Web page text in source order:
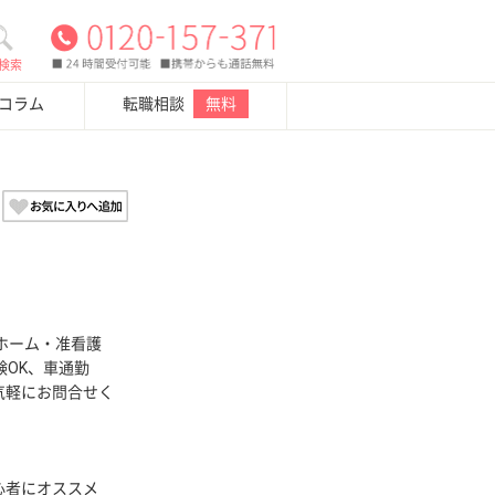
索
ラム 転職相談 無料
ーム・准看護
OK、車通勤
にお問合せく
にオススメ